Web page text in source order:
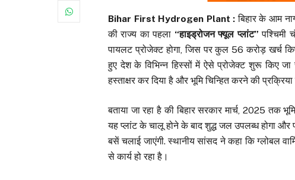
Bihar First Hydrogen Plant :बिहार के आम
की राज्य का पहला “हाइड्रोजन फ्यूल प्लांट”पश्चिमी
पायलट प्रोजेक्ट होगा, जिस पर कुल 56 करोड़ खर्च
हुए देश के विभिन्न हिस्सों में ऐसे प्रोजेक्ट शुरू किए
हस्ताक्षर कर दिया है और भूमि चिन्हित करने की
बताया जा रहा है की बिहार सरकार मार्च, 2025 तक
यह प्लांट के चालू होने के बाद शुद्ध जल उपलब्ध होगा और
बसें चलाई जाएंगी. स्थानीय सांसद ने कहा कि ग्लोबल
से कार्य हो रहा है।